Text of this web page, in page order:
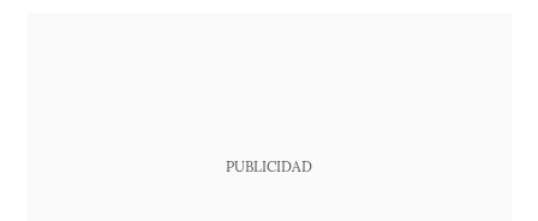
PUBLICIDAD